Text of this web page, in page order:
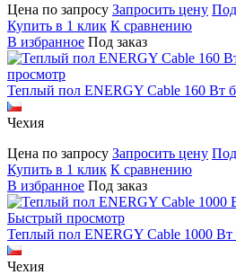
Цена по запросу Запросить цену
Купить в 1 клик К сравнению
В избранное Под заказ
просмотр
Теплый пол ENERGY Cable 160 Вт
Чехия
Цена по запросу Запросить цену
Купить в 1 клик К сравнению
В избранное Под заказ
Быстрый просмотр
Теплый пол ENERGY Cable 1000 Вт
Чехия